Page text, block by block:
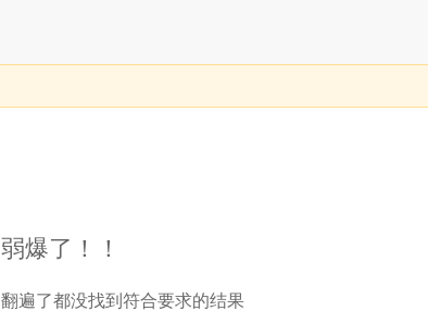
弱爆了！！
翻遍了都没找到符合要求的结果